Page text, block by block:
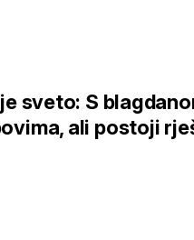
sveto: S
ali postoji